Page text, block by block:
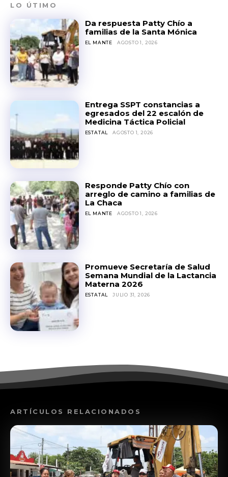
LO ÚTIMO
Da respuesta Patty Chío a
familias de la Santa Mónica
EL MANTE AGOSTO 1, 2026
Entrega SSPT constancias a
egresados del 22 escalón de
Medicina Táctica Policial
ESTATAL AGOSTO 1, 2026
Responde Patty Chío con
arreglo de camino a familias de
La Chaca
EL MANTE AGOSTO 1, 2026
Promueve Secretaría de Salud
Semana Mundial de la Lactancia
Materna 2026
ESTATAL JULIO 31, 2026
ARTÍCULOS RELACIONADOS